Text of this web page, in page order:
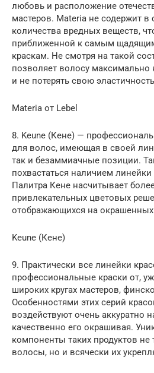
любовь и расположение
мастеров. Materia не содержит в
количества вредных веществ,
приближенной к самым
краскам. Не смотря на такой
позволяет волосу максимально
и не потерять свою
Materia от Lebel
8. Keune (Кене) —
для волос, имеющая в своей
так и безаммиачные позиции.
похвастаться наличием
Палитра Кене насчитывает
привлекательных цветовых
отображающихся на окрашенных
Keune (Кене)
9. Практически все линейки
профессиональные краски от,
широких кругах мастеров,
Особенностями этих серий
воздействуют очень аккуратно
качественно его окрашивая.
компоненты таких продуктов не
волосы, но и всячески их